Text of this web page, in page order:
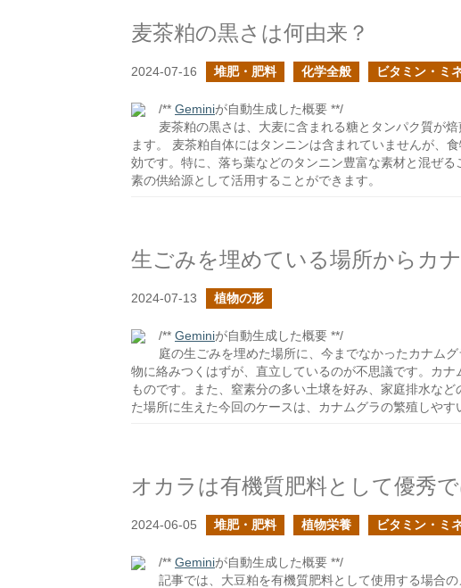
麦茶粕の黒さは何由来？
2024-07-16 堆肥・肥料 化学全般 ビタミン・ミ
/** Geminiが自動生成した概要 **/
麦茶粕の黒さは、大麦に含まれる糖とタンパク質が
ます。 麦茶粕自体にはタンニンは含まれていませんが、
効です。特に、落ち葉などのタンニン豊富な素材と混ぜ
素の供給源として活用することができます。
生ごみを埋めている場所からカ
2024-07-13 植物の形
/** Geminiが自動生成した概要 **/
庭の生ごみを埋めた場所に、今までなかったカナム
物に絡みつくはずが、直立しているのが不思議です。カ
ものです。また、窒素分の多い土壌を好み、家庭排水な
た場所に生えた今回のケースは、カナムグラの繁殖しやす
オカラは有機質肥料として優秀で
2024-06-05 堆肥・肥料 植物栄養 ビタミン・ミ
/** Geminiが自動生成した概要 **/
記事では、大豆粕を有機質肥料として使用する場合